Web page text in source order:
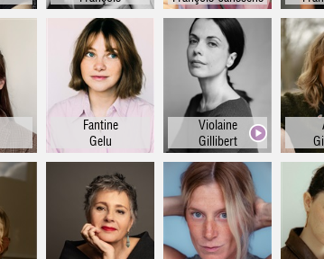
Fantine
Gelu
Violaine
Gillibert